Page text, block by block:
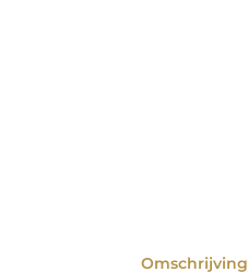
Omschrijving